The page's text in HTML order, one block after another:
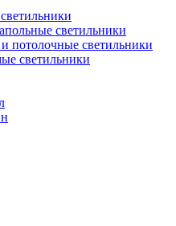
светильники
потолочные светильники
светильники